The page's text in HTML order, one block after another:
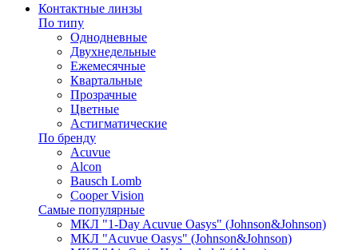
Контактные линзы
По типу
Однодневные
Двухнедельные
Ежемесячные
Квартальные
Прозрачные
Цветные
Астигматические
По бренду
Acuvue
Alcon
Bausch Lomb
Cooper Vision
Самые популярные
МКЛ "1-Day Acuvue Oasys" (Johnson&Johnson)
МКЛ "Acuvue Oasys" (Johnson&Johnson)